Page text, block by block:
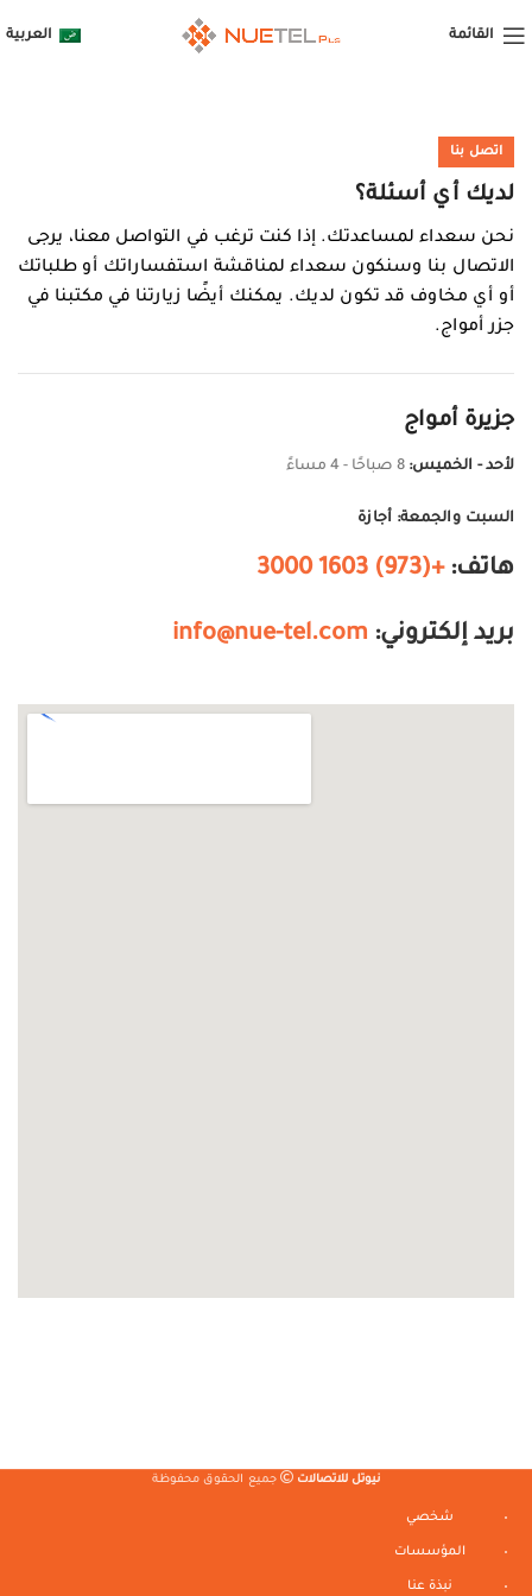
القائمة العربية
اتصل بنا
لديك أي أسئلة؟
نحن سعداء لمساعدتك. إذا كنت ترغب في التواصل معنا، يرجى
الاتصال بنا وسنكون سعداء لمناقشة استفساراتك أو طلباتك
أو أي مخاوف قد تكون لديك. يمكنك أيضًا زيارتنا في مكتبنا في
جزر أمواج.
جزيرة أمواج
لأحد - الخميس:
السبت والجمعة: أجازة
هاتف:+(973) 1603 3000
بريد إلكتروني: info@nue-tel.com
نيوتل للاتصالات جميع الحقوق محفوظة
شخصي
المؤسسات
نبذة عنا